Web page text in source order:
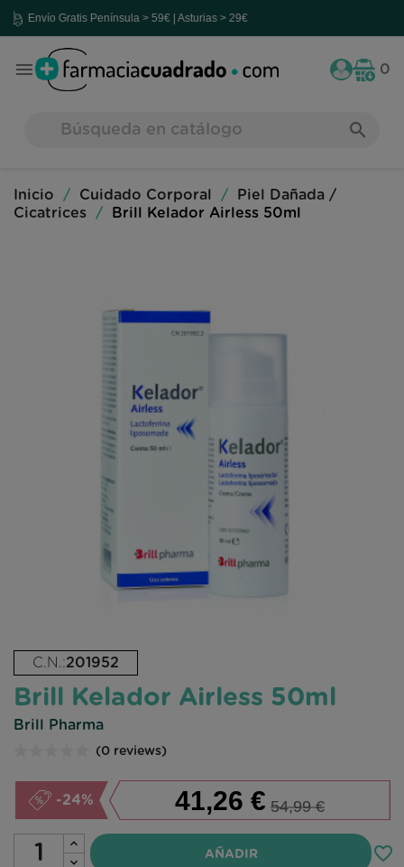
GratisPenínsula > 59€ | Asturias > 29€
 0
search
Inicio Cuidado Corporal
Piel Dañada /
Cicatrices
Brill Kelador Airless 50ml
C.N.:201952
Brill Kelador Airless 50ml
Brill Pharma
(0 reviews)
-24% 41,26 € 54,99 €
AÑADIR favorite_border